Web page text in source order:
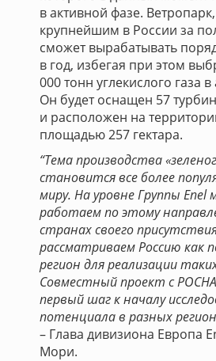
в активной фазе.
крупнейшим в России за
сможет вырабатывать
в год, избегая при этом
000 тонн углекислого газа
Он будет оснащен 57
и расположен на
площадью 257 гектара.
“Тема производства
становится все более
миру. На уровне Группы
работаем по этому
странах своего
рассматриваем Россию как
регион для реализации
Cовместный проект с
первый шаг к началу
потенциала в разных
– Глава дивизиона Европа
Мори.